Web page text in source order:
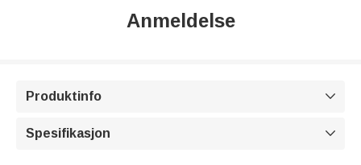
Anmeldelse
Produktinfo 
Spesifikasjon 